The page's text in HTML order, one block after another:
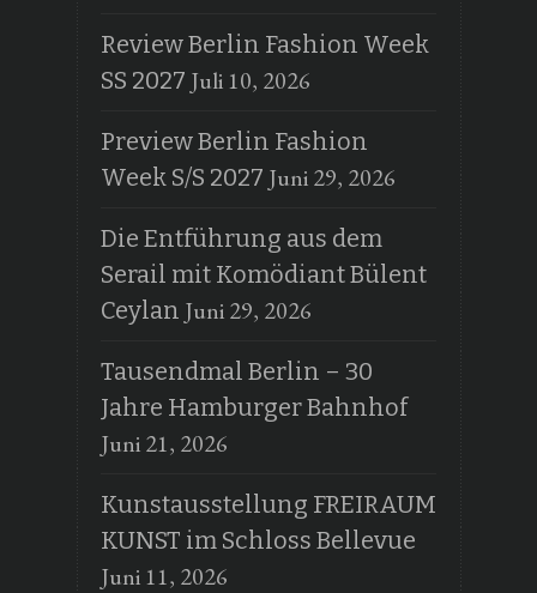
Review Berlin Fashion Week
SS 2027 Juli 10, 2026
Preview Berlin Fashion
Week S/S 2027 Juni 29, 2026
Die Entführung aus dem
Serail mit Komödiant Bülent
Ceylan Juni 29, 2026
Tausendmal Berlin – 30
Jahre Hamburger Bahnhof
Juni 21, 2026
Kunstausstellung FREIRAUM
KUNST im Schloss Bellevue
Juni 11, 2026